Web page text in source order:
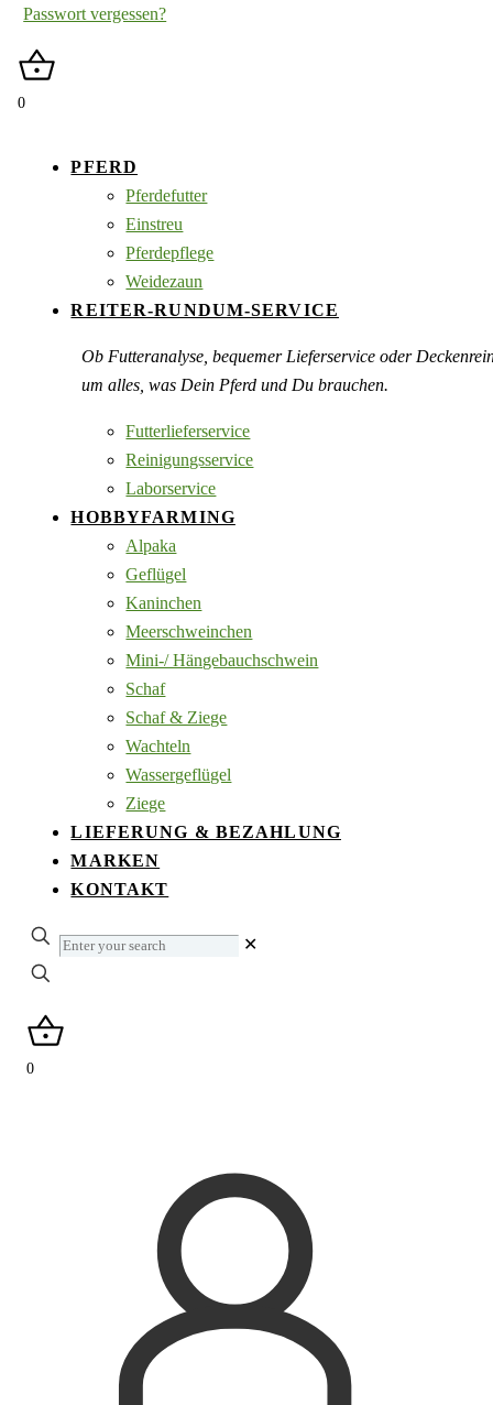
Passwort vergessen?
0
PFERD
Pferdefutter
Einstreu
Pferdepflege
Weidezaun
REITER-RUNDUM-SERVICE
Ob Futteranalyse, bequemer Lieferservice oder
um alles, was Dein Pferd und Du brauchen.
Futterlieferservice
Reinigungsservice
Laborservice
HOBBYFARMING
Alpaka
Geflügel
Kaninchen
Meerschweinchen
Mini-/ Hängebauchschwein
Schaf
Schaf & Ziege
Wachteln
Wassergeflügel
Ziege
LIEFERUNG & BEZAHLUNG
MARKEN
KONTAKT
Enter
your
✕
0